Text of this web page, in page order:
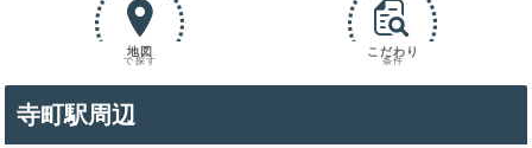
地図
で探す
こだわり
条件
寺町駅周辺